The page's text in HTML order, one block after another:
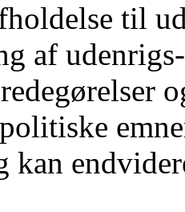
til
af
kan